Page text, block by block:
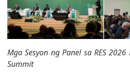
Mga Sesyon ng Panel sa RES
Summit